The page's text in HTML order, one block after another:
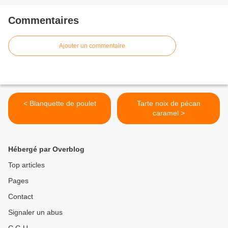
Commentaires
Ajouter un commentaire
< Blanquette de poulet
Tarte noix de pécan
caramel >
Hébergé par Overblog
Top articles
Pages
Contact
Signaler un abus